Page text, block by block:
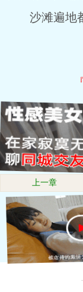
沙滩遍地
上一章